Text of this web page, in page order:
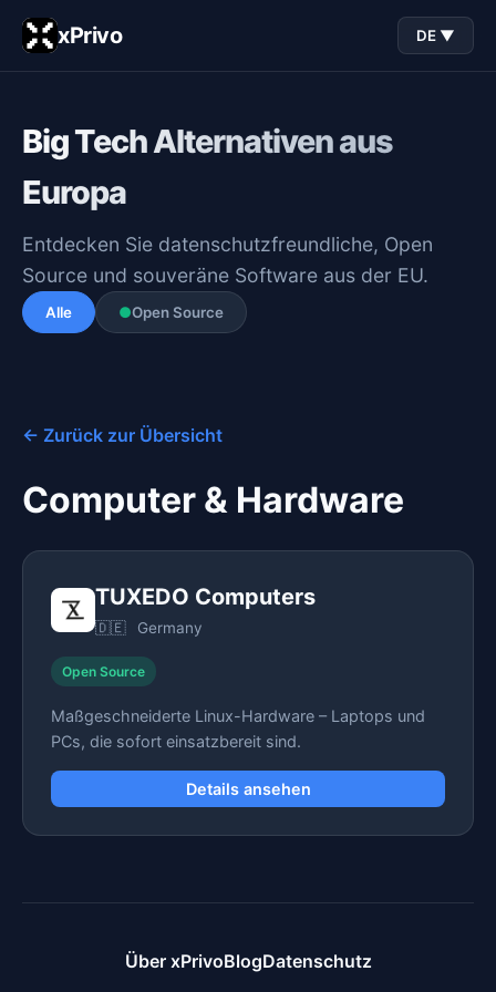
xPrivo DE ▼
Big Tech Alternativen aus
Europa
Entdecken Sie datenschutzfreundliche, Open
Source und souveräne Software aus der EU.
Alle ●Open Source
← Zurück zur Übersicht
Computer & Hardware
TUXEDO Computers
🇩🇪 Germany
Open Source
Maßgeschneiderte Linux-Hardware – Laptops und
PCs, die sofort einsatzbereit sind.
Details ansehen
Über xPrivoBlogDatenschutz